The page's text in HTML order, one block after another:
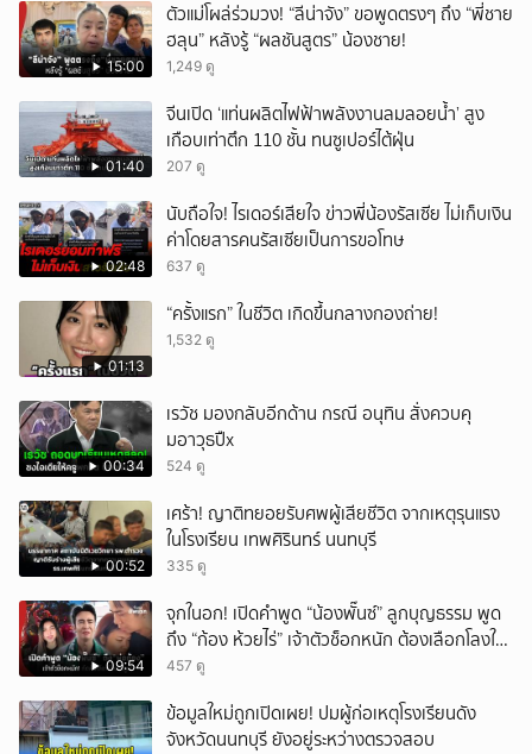
15:00
ตัวแม่โผล่ร่วมวง! “ลีน่าจัง” ขอพูดตรงๆ ถึง “พี่ชาย
ฮลุน” หลังรู้ “ผลชันสูตร” น้องชาย!
1,249 ดู
01:40
จีนเปิด ‘แท่นผลิตไฟฟ้าพลังงานลมลอยน้ำ’ สูง
เกือบเท่าตึก 110 ชั้น ทนซูเปอร์ไต้ฝุ่น
207 ดู
02:48
นับถือใจ! ไรเดอร์เสียใจ ข่าวพี่น้องรัสเซีย ไม่เก็บเงิน
ค่าโดยสารคนรัสเซียเป็นการขอโทษ
637 ดู
01:13
“ครั้งแรก” ในชีวิต เกิดขึ้นกลางกองถ่าย!
1,532 ดู
00:34
เรวัช มองกลับอีกด้าน กรณี อนุทิน สั่งควบคุ
มอาวุธปืx
524 ดู
00:52
เศร้า! ญาติทยอยรับศพผู้เสียชีวิต จากเหตุรุนแรง
ในโรงเรียน เทพศิรินทร์ นนทบุรี
335 ดู
09:54
จุกในอก! เปิดคำพูด “น้องพั๊นซ์” ลูกบุญธรรม พูด
ถึง “ก้อง ห้วยไร่” เจ้าตัวช็อกหนัก ต้องเลือกโลงให้
ลูก!
457 ดู
ข้อมูลใหม่ถูกเปิดเผย! ปมผู้ก่อเหตุโรงเรียนดัง
จังหวัดนนทบุรี ยังอยู่ระหว่างตรวจสอบ